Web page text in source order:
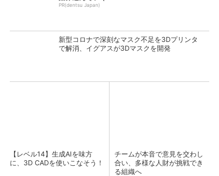
PR(dentsu Japan)
新型コロナで深刻なマスク不足を3Dプリンタ
で解消、イグアスが3Dマスクを開発
【レベル14】生成AIを味方
に、3D CADを使いこなそう！
チームが本音で意見を交わし
合い、多様な人財が挑戦でき
る組織へ